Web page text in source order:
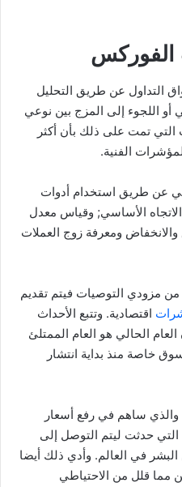
الفوركس
التداول عن طريق التحليل
أو اللجوء إلى المزج بين نوعي
التي تمت على ذلك بأن أكثر
الفنية.
عن طريق استخدام أدوات
الأساسي; وقياس معدل
ومعرفة زوج العملات
من مزودي التوصيات فيتم تقديم
اقتصادية. وتتبع الأحداث
الحالي هو العام الممتلئ
خاصة منذ بداية انتشار
والذي ساهم في رفع أسعار
حدثت ليتم التوصل إلى
في العالم. وأدي ذلك أيضا
مما قلل من الاحتياطي